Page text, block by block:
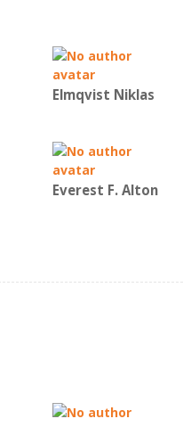
Elmqvist Niklas
Everest F. Alton